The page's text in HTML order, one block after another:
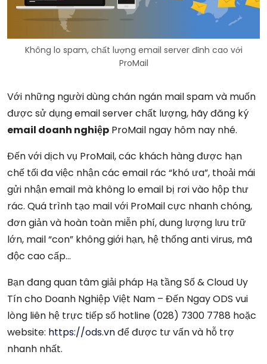
Không lo spam, chất lượng email server đỉnh cao với
ProMail
Với những người dùng chán ngán mail spam và muốn
được sử dụng email server chất lượng, hãy đăng ký
email doanh nghiệp ProMail ngay hôm nay nhé.
Đến với dịch vụ ProMail, các khách hàng được hạn
chế tối đa việc nhận các email rác “khó ưa”, thoải mái
gửi nhận email mà không lo email bị rơi vào hộp thư
rác. Quá trình tạo mail với ProMail cực nhanh chóng,
đơn giản và hoàn toàn miễn phí, dung lượng lưu trữ
lớn, mail “con” không giới hạn, hệ thống anti virus, mã
độc cao cấp…
Bạn đang quan tâm giải pháp Hạ tầng Số & Cloud Uy
Tín cho Doanh Nghiệp Việt Nam – Đến Ngay ODS vui
lòng liên hệ trực tiếp số hotline (028) 7300 7788 hoặc
website: https://ods.vnđể được tư vấn và hỗ trợ
nhanh nhất.